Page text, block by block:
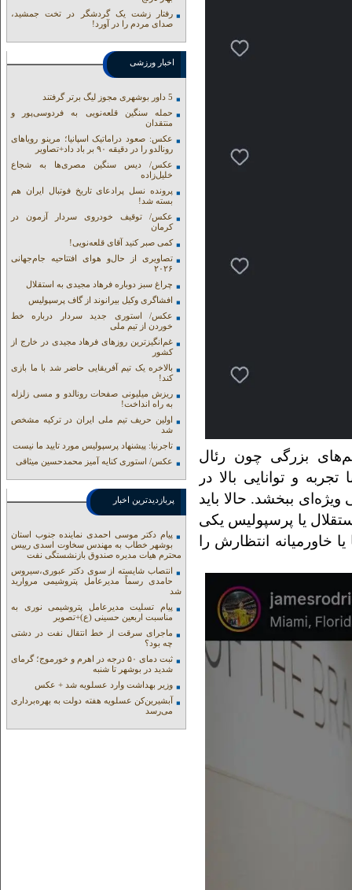
بزرگی چون رئال
و توانایی بالا در
ببخشد. حالا باید
کجاست؛ آیا استقلال یا پرسپولیس یکی
خاورمیانه انتظارش را
رفتار زشت یک گردشگر در تخت جمشید،
صدای مردم را در آورد!
اخبار ورزشی
5 داور بوشهری مجوز لیگ برتر گرفتند
حمله سنگین قلعه‌نویی به فردوسی‌پور و
منتقدان
عکس: صعود دراماتیک اسپانیا؛ مرینو رویاهای
رونالدو را در دقیقه ۹۰ بر باد داد+تصاویر
عکس/ دیس سنگین مصری‌ها به شجاع
خلیل‌زاده
پرونده نسل پرادعای تاریخ فوتبال ایران هم
بسته شد!
عکس/ توقیف خودروی سردار آزمون در
کرمان
کمی صبر کنید آقای قلعه‌نویی!
تصاویری از حال‌و هوای افتتاحیه جام‌جهانی
۲۰۲۶
چراغ سبز دوباره فرهاد مجیدی به استقلال
افشاگری وکیل بیرانوند از گاف‌ پرسپولیس
عکس/ استوری جدید سردار درباره خط
خوردن از تیم ملی
غم‌انگیزترین روزهای فرهاد مجیدی در خارج از
کشور
بالاخره یک تیم آفریقایی حاضر شد با ما بازی
کند!
ریزش میلیونی صفحات رونالدو و مسی زلزله
به راه انداخت!
اولین حریف تیم ملی ایران در ترکیه مشخص
شد
تاجرنیا: پیشنهاد پرسپولیس مورد تایید ما نیست
عکس/ استوری کنایه آمیز محمدحسین میثاقی
پربازدیدترین اخبار
پیام دکتر موسی احمدی نماینده جنوب استان
بوشهر خطاب به مهندس سخاوت اسدی رییس
محترم هیات مدیره صندوق بازنشستگی نفت
انتصاب شایسته از سوی دکتر عبوری،سیروس
حامدی رسماً مدیرعامل پتروشیمی مروارید
شد
پیام تسلیت مدیرعامل پتروشیمی نوری به
مناسبت اربعین حسینی (ع)+تصویر
ماجرای سرقت از خط انتقال نفت در دشتی
چه بود؟
ثبت دمای ۵۰ درجه در اهرم و خورموج؛ گرمای
شدید در بوشهر تا شنبه
وزیر بهداشت وارد عسلویه شد + عکس
آبشیرین‌کن عسلویه هفته دولت به بهره‌برداری
می‌رسد